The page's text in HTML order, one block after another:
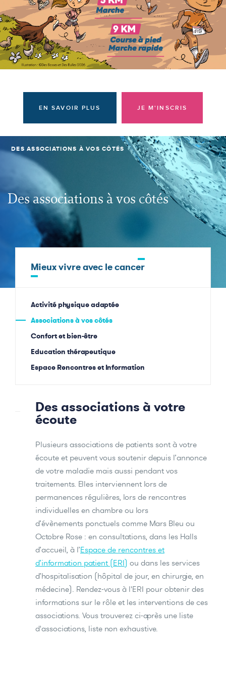
Actualités
Prendre rendez-vous
EN SAVOIR PLUS JE M'INSCRIS
DES ASSOCIATIONS À VOS CÔTÉS
Des associations à vos côtés
Mieux vivre avec le cancer
Activité physique adaptée
Associations à vos côtés
Confort et bien-être
Education thérapeutique
Espace Rencontres et Information
Des associations à votre
écoute
Plusieurs associations de patients sont à votre
écoute et peuvent vous soutenir depuis l’annonce
de votre maladie mais aussi pendant vos
traitements. Elles interviennent lors de
permanences régulières, lors de rencontres
individuelles en chambre ou lors
d’évènements ponctuels comme Mars Bleu ou
Octobre Rose : en consultations, dans les Halls
d’accueil, à l’Espace de rencontres et
d’information patient (ERI) ou dans les services
d’hospitalisation (hôpital de jour, en chirurgie, en
médecine). Rendez-vous à l'ERI pour obtenir des
informations sur le rôle et les interventions de ces
associations. Vous trouverez ci-après une liste
d'associations, liste non exhaustive.